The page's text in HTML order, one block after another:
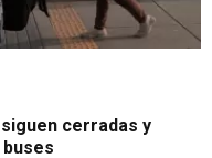
cerradas y